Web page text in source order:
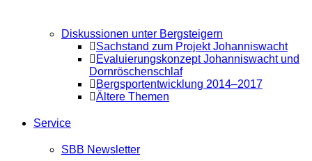
Diskussionen unter Bergsteigern
Sachstand zum Projekt Johanniswacht
Evaluierungskonzept Johanniswacht und
Dornröschenschlaf
Bergsportentwicklung 2014–2017
Ältere Themen
Service
SBB Newsletter